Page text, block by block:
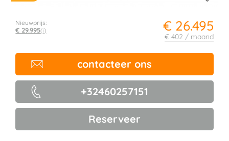
€ 26.495
€ 402 / maand
Nieuwprijs:
€ 29.995(i)
contacteer ons
+32460257151
Reserveer